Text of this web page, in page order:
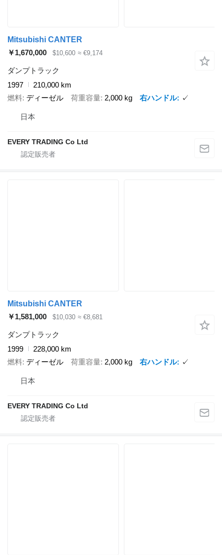
Mitsubishi CANTER
￥1,670,000
$10,600 ≈ €9,174
ダンプトラック
1997
210,000 km
燃料 ディーゼル 荷重容量 2,000 kg 右ハンドル ✓
日本
EVERY TRADING Co Ltd
Mitsubishi CANTER
￥1,581,000
$10,030 ≈ €8,681
ダンプトラック
1999
228,000 km
燃料 ディーゼル 荷重容量 2,000 kg 右ハンドル ✓
日本
EVERY TRADING Co Ltd